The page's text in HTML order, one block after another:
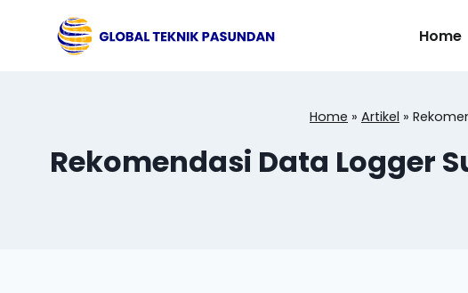
Home
Home » Artikel »
Rekomendasi Data Logger